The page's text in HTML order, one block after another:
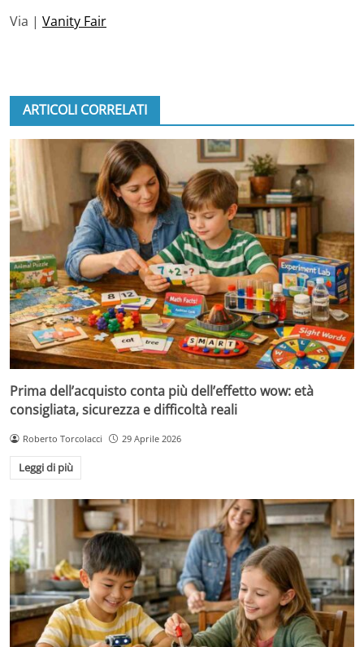
Via | Vanity Fair
ARTICOLI CORRELATI
Prima dell’acquisto conta più dell’effetto wow: età
consigliata, sicurezza e difficoltà reali
Roberto Torcolacci 29 Aprile 2026
Leggi di più